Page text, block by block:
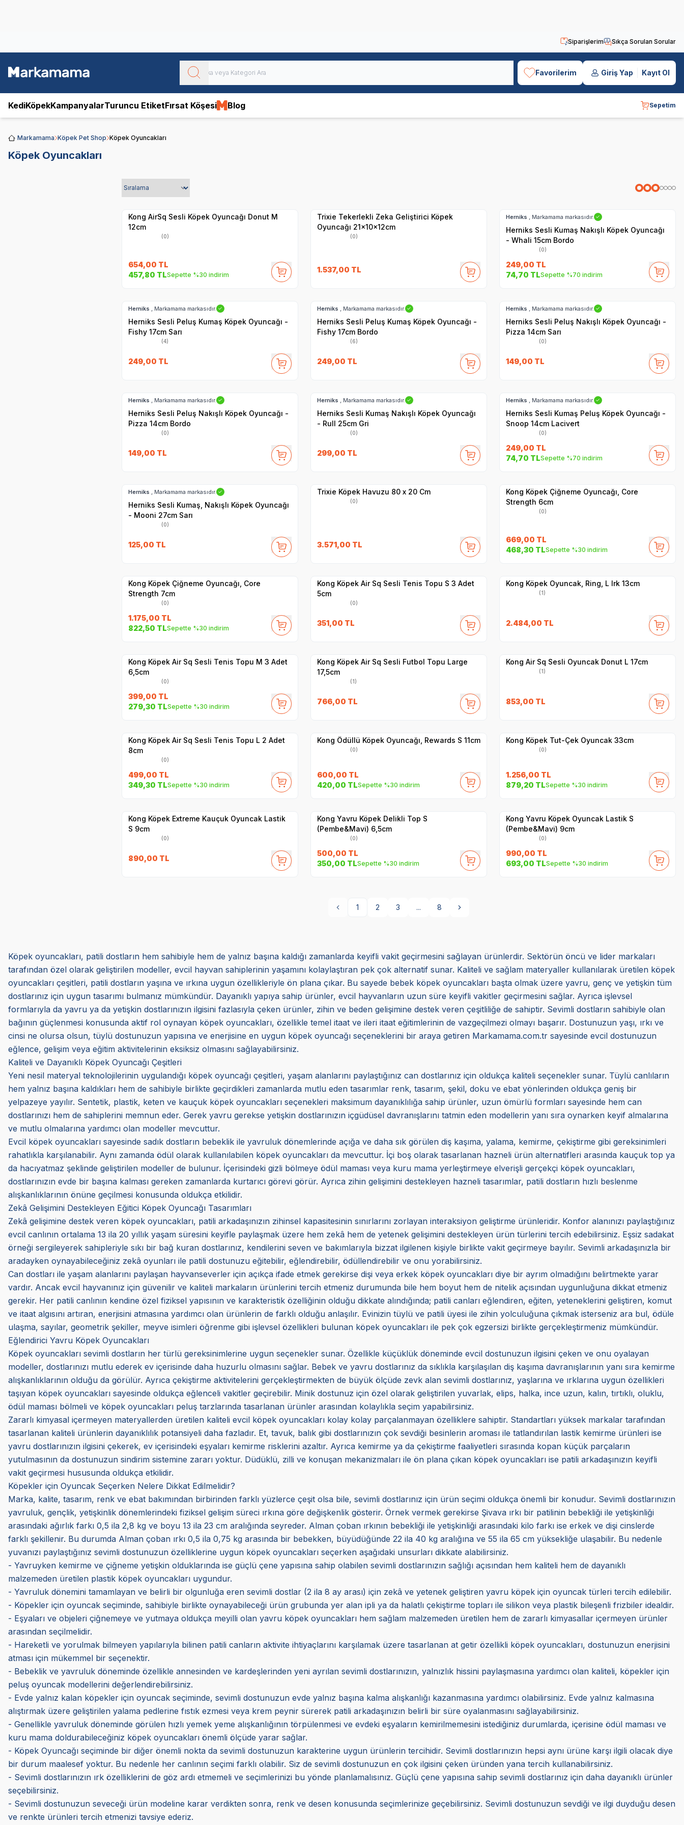
Siparişlerim Sıkça Sorulan Sorular
Favorilerim Giriş Yap Kayıt Ol
KediKöpekKampanyalarTuruncu EtiketFırsat Köşesi Blog Sepetim
Markamama Köpek Pet Shop Köpek Oyuncakları
Köpek Oyuncakları
Satıcı
Kong AirSq Sesli Köpek Oyuncağı Donut M
12cm
(0)
654,00 TL
457,80 TLSepette %30 indirim
Trixie Tekerlekli Zeka Geliştirici Köpek
Oyuncağı 21x10x12cm
(0)
1.537,00 TL
Herniks , Markamama markasıdır. ✓
Herniks Sesli Kumaş Nakışlı Köpek Oyuncağı
- Whali 15cm Bordo
(0)
249,00 TL
74,70 TLSepette %70 indirim
Herniks , Markamama markasıdır. ✓
Herniks Sesli Peluş Kumaş Köpek Oyuncağı -
Fishy 17cm Sarı
(4)
249,00 TL
Herniks , Markamama markasıdır. ✓
Herniks Sesli Peluş Kumaş Köpek Oyuncağı -
Fishy 17cm Bordo
(6)
249,00 TL
Herniks , Markamama markasıdır. ✓
Herniks Sesli Peluş Nakışlı Köpek Oyuncağı -
Pizza 14cm Sarı
(0)
149,00 TL
Herniks , Markamama markasıdır. ✓
Herniks Sesli Peluş Nakışlı Köpek Oyuncağı -
Pizza 14cm Bordo
(0)
149,00 TL
Herniks , Markamama markasıdır. ✓
Herniks Sesli Kumaş Nakışlı Köpek Oyuncağı
- Rull 25cm Gri
(0)
299,00 TL
Herniks , Markamama markasıdır. ✓
Herniks Sesli Kumaş Peluş Köpek Oyuncağı -
Snoop 14cm Lacivert
(0)
249,00 TL
74,70 TLSepette %70 indirim
Herniks , Markamama markasıdır. ✓
Herniks Sesli Kumaş, Nakışlı Köpek Oyuncağı
- Mooni 27cm Sarı
(0)
125,00 TL
Trixie Köpek Havuzu 80 x 20 Cm
(0)
3.571,00 TL
Kong Köpek Çiğneme Oyuncağı, Core
Strength 6cm
(0)
669,00 TL
468,30 TLSepette %30 indirim
Kong Köpek Çiğneme Oyuncağı, Core
Strength 7cm
(0)
1.175,00 TL
822,50 TLSepette %30 indirim
Kong Köpek Air Sq Sesli Tenis Topu S 3 Adet
5cm
(0)
351,00 TL
Kong Köpek Oyuncak, Ring, L Irk 13cm
(1)
2.484,00 TL
Kong Köpek Air Sq Sesli Tenis Topu M 3 Adet
6,5cm
(0)
399,00 TL
279,30 TLSepette %30 indirim
Kong Köpek Air Sq Sesli Futbol Topu Large
17,5cm
(1)
766,00 TL
Kong Air Sq Sesli Oyuncak Donut L 17cm
(1)
853,00 TL
Kong Köpek Air Sq Sesli Tenis Topu L 2 Adet
8cm
(0)
499,00 TL
349,30 TLSepette %30 indirim
Kong Ödüllü Köpek Oyuncağı, Rewards S 11cm
(0)
600,00 TL
420,00 TLSepette %30 indirim
Kong Köpek Tut-Çek Oyuncak 33cm
(0)
1.256,00 TL
879,20 TLSepette %30 indirim
Kong Köpek Extreme Kauçuk Oyuncak Lastik
S 9cm
(0)
890,00 TL
Kong Yavru Köpek Delikli Top S
(Pembe&Mavi) 6,5cm
(0)
500,00 TL
350,00 TLSepette %30 indirim
Kong Yavru Köpek Oyuncak Lastik S
(Pembe&Mavi) 9cm
(0)
990,00 TL
693,00 TLSepette %30 indirim
1 2 3 ... 8
Köpek oyuncakları, patili dostların hem sahibiyle hem de yalnız başına kaldığı zamanlarda keyifli vakit geçirmesini sağlayan ürünlerdir. Sektörün öncü ve lider markaları
tarafından özel olarak geliştirilen modeller, evcil hayvan sahiplerinin yaşamını kolaylaştıran pek çok alternatif sunar. Kaliteli ve sağlam materyaller kullanılarak üretilen köpek
oyuncakları çeşitleri, patili dostların yaşına ve ırkına uygun özellikleriyle ön plana çıkar. Bu sayede bebek köpek oyuncakları başta olmak üzere yavru, genç ve yetişkin tüm
dostlarınız için uygun tasarımı bulmanız mümkündür. Dayanıklı yapıya sahip ürünler, evcil hayvanların uzun süre keyifli vakitler geçirmesini sağlar. Ayrıca işlevsel
formlarıyla da yavru ya da yetişkin dostlarınızın ilgisini fazlasıyla çeken ürünler, zihin ve beden gelişimine destek veren çeşitliliğe de sahiptir. Sevimli dostların sahibiyle olan
bağının güçlenmesi konusunda aktif rol oynayan köpek oyuncakları, özellikle temel itaat ve ileri itaat eğitimlerinin de vazgeçilmezi olmayı başarır. Dostunuzun yaşı, ırkı ve
cinsi ne olursa olsun, tüylü dostunuzun yapısına ve enerjisine en uygun köpek oyuncağı seçeneklerini bir araya getiren Markamama.com.tr sayesinde evcil dostunuzun
eğlence, gelişim veya eğitim aktivitelerinin eksiksiz olmasını sağlayabilirsiniz.
Kaliteli ve Dayanıklı Köpek Oyuncağı Çeşitleri
Yeni nesil materyal teknolojilerinin uygulandığı köpek oyuncağı çeşitleri, yaşam alanlarını paylaştığınız can dostlarınız için oldukça kaliteli seçenekler sunar. Tüylü canlıların
hem yalnız başına kaldıkları hem de sahibiyle birlikte geçirdikleri zamanlarda mutlu eden tasarımlar renk, tasarım, şekil, doku ve ebat yönlerinden oldukça geniş bir
yelpazeye yayılır. Sentetik, plastik, keten ve kauçuk köpek oyuncakları seçenekleri maksimum dayanıklılığa sahip ürünler, uzun ömürlü formları sayesinde hem can
dostlarınızı hem de sahiplerini memnun eder. Gerek yavru gerekse yetişkin dostlarınızın içgüdüsel davranışlarını tatmin eden modellerin yanı sıra oynarken keyif almalarına
ve mutlu olmalarına yardımcı olan modeller mevcuttur.
Evcil köpek oyuncakları sayesinde sadık dostların bebeklik ile yavruluk dönemlerinde açığa ve daha sık görülen diş kaşıma, yalama, kemirme, çekiştirme gibi gereksinimleri
rahatlıkla karşılanabilir. Aynı zamanda ödül olarak kullanılabilen köpek oyuncakları da mevcuttur. İçi boş olarak tasarlanan hazneli ürün alternatifleri arasında kauçuk top ya
da hacıyatmaz şeklinde geliştirilen modeller de bulunur. İçerisindeki gizli bölmeye ödül maması veya kuru mama yerleştirmeye elverişli gerçekçi köpek oyuncakları,
dostlarınızın evde bir başına kalması gereken zamanlarda kurtarıcı görevi görür. Ayrıca zihin gelişimini destekleyen hazneli tasarımlar, patili dostların hızlı beslenme
alışkanlıklarının önüne geçilmesi konusunda oldukça etkilidir.
Zekâ Gelişimini Destekleyen Eğitici Köpek Oyuncağı Tasarımları
Zekâ gelişimine destek veren köpek oyuncakları, patili arkadaşınızın zihinsel kapasitesinin sınırlarını zorlayan interaksiyon geliştirme ürünleridir. Konfor alanınızı paylaştığınız
evcil canlının ortalama 13 ila 20 yıllık yaşam süresini keyifle paylaşmak üzere hem zekâ hem de yetenek gelişimini destekleyen ürün türlerini tercih edebilirsiniz. Eşsiz sadakat
örneği sergileyerek sahipleriyle sıkı bir bağ kuran dostlarınız, kendilerini seven ve bakımlarıyla bizzat ilgilenen kişiyle birlikte vakit geçirmeye bayılır. Sevimli arkadaşınızla bir
aradayken oynayabileceğiniz zekâ oyunları ile patili dostunuzu eğitebilir, eğlendirebilir, ödüllendirebilir ve onu yorabilirsiniz.
Can dostları ile yaşam alanlarını paylaşan hayvanseverler için açıkça ifade etmek gerekirse dişi veya erkek köpek oyuncakları diye bir ayrım olmadığını belirtmekte yarar
vardır. Ancak evcil hayvanınız için güvenilir ve kaliteli markaların ürünlerini tercih etmeniz durumunda bile hem boyut hem de nitelik açısından uygunluğuna dikkat etmeniz
gerekir. Her patili canlının kendine özel fiziksel yapısının ve karakteristik özelliğinin olduğu dikkate alındığında; patili canları eğlendiren, eğiten, yeteneklerini geliştiren, komut
ve itaat algısını artıran, enerjisini atmasına yardımcı olan ürünlerin de farklı olduğu anlaşılır. Evinizin tüylü ve patili üyesi ile zihin yolculuğuna çıkmak isterseniz ara bul, ödüle
ulaşma, sayılar, geometrik şekiller, meyve isimleri öğrenme gibi işlevsel özellikleri bulunan köpek oyuncakları ile pek çok egzersizi birlikte gerçekleştirmeniz mümkündür.
Eğlendirici Yavru Köpek Oyuncakları
Köpek oyuncakları sevimli dostların her türlü gereksinimlerine uygun seçenekler sunar. Özellikle küçüklük döneminde evcil dostunuzun ilgisini çeken ve onu oyalayan
modeller, dostlarınızı mutlu ederek ev içerisinde daha huzurlu olmasını sağlar. Bebek ve yavru dostlarınız da sıklıkla karşılaşılan diş kaşıma davranışlarının yanı sıra kemirme
alışkanlıklarının olduğu da görülür. Ayrıca çekiştirme aktivitelerini gerçekleştirmekten de büyük ölçüde zevk alan sevimli dostlarınız, yaşlarına ve ırklarına uygun özellikleri
taşıyan köpek oyuncakları sayesinde oldukça eğlenceli vakitler geçirebilir. Minik dostunuz için özel olarak geliştirilen yuvarlak, elips, halka, ince uzun, kalın, tırtıklı, oluklu,
ödül maması bölmeli ve köpek oyuncakları peluş tarzlarında tasarlanan ürünler arasından kolaylıkla seçim yapabilirsiniz.
Zararlı kimyasal içermeyen materyallerden üretilen kaliteli evcil köpek oyuncakları kolay kolay parçalanmayan özelliklere sahiptir. Standartları yüksek markalar tarafından
tasarlanan kaliteli ürünlerin dayanıklılık potansiyeli daha fazladır. Et, tavuk, balık gibi dostlarınızın çok sevdiği besinlerin aroması ile tatlandırılan lastik kemirme ürünleri ise
yavru dostlarınızın ilgisini çekerek, ev içerisindeki eşyaları kemirme risklerini azaltır. Ayrıca kemirme ya da çekiştirme faaliyetleri sırasında kopan küçük parçaların
yutulmasının da dostunuzun sindirim sistemine zararı yoktur. Düdüklü, zilli ve konuşan mekanizmaları ile ön plana çıkan köpek oyuncakları ise patili arkadaşınızın keyifli
vakit geçirmesi hususunda oldukça etkilidir.
Köpekler için Oyuncak Seçerken Nelere Dikkat Edilmelidir?
Marka, kalite, tasarım, renk ve ebat bakımından birbirinden farklı yüzlerce çeşit olsa bile, sevimli dostlarınız için ürün seçimi oldukça önemli bir konudur. Sevimli dostlarınızın
yavruluk, gençlik, yetişkinlik dönemlerindeki fiziksel gelişim süreci ırkına göre değişkenlik gösterir. Örnek vermek gerekirse Şivava ırkı bir patilinin bebekliği ile yetişkinliği
arasındaki ağırlık farkı 0,5 ila 2,8 kg ve boyu 13 ila 23 cm aralığında seyreder. Alman çoban ırkının bebekliği ile yetişkinliği arasındaki kilo farkı ise erkek ve dişi cinslerde
farklı şekillenir. Bu durumda Alman çoban ırkı 0,5 ila 0,75 kg arasında bir bebekken, büyüdüğünde 22 ila 40 kg aralığına ve 55 ila 65 cm yüksekliğe ulaşabilir. Bu nedenle
yuvanızı paylaştığınız sevimli dostunuzun özelliklerine uygun köpek oyuncakları seçerken aşağıdaki unsurları dikkate alabilirsiniz.
- Yavruyken kemirme ve çiğneme yetişkin olduklarında ise güçlü çene yapısına sahip olabilen sevimli dostlarınızın sağlığı açısından hem kaliteli hem de dayanıklı
malzemeden üretilen plastik köpek oyuncakları uygundur.
- Yavruluk dönemini tamamlayan ve belirli bir olgunluğa eren sevimli dostlar (2 ila 8 ay arası) için zekâ ve yetenek geliştiren yavru köpek için oyuncak türleri tercih edilebilir.
- Köpekler için oyuncak seçiminde, sahibiyle birlikte oynayabileceği ürün grubunda yer alan ipli ya da halatlı çekiştirme topları ile silikon veya plastik bileşenli frizbiler idealdir.
- Eşyaları ve objeleri çiğnemeye ve yutmaya oldukça meyilli olan yavru köpek oyuncakları hem sağlam malzemeden üretilen hem de zararlı kimyasallar içermeyen ürünler
arasından seçilmelidir.
- Hareketli ve yorulmak bilmeyen yapılarıyla bilinen patili canların aktivite ihtiyaçlarını karşılamak üzere tasarlanan at getir özellikli köpek oyuncakları, dostunuzun enerjisini
atması için mükemmel bir seçenektir.
- Bebeklik ve yavruluk döneminde özellikle annesinden ve kardeşlerinden yeni ayrılan sevimli dostlarınızın, yalnızlık hissini paylaşmasına yardımcı olan kaliteli, köpekler için
peluş oyuncak modellerini değerlendirebilirsiniz.
- Evde yalnız kalan köpekler için oyuncak seçiminde, sevimli dostunuzun evde yalnız başına kalma alışkanlığı kazanmasına yardımcı olabilirsiniz. Evde yalnız kalmasına
alıştırmak üzere geliştirilen yalama pedlerine fıstık ezmesi veya krem peynir sürerek patili arkadaşınızın belirli bir süre oyalanmasını sağlayabilirsiniz.
- Genellikle yavruluk döneminde görülen hızlı yemek yeme alışkanlığının törpülenmesi ve evdeki eşyaların kemirilmemesini istediğiniz durumlarda, içerisine ödül maması ve
kuru mama doldurabileceğiniz köpek oyuncakları önemli ölçüde yarar sağlar.
- Köpek Oyuncağı seçiminde bir diğer önemli nokta da sevimli dostunuzun karakterine uygun ürünlerin tercihidir. Sevimli dostlarınızın hepsi aynı ürüne karşı ilgili olacak diye
bir durum maalesef yoktur. Bu nedenle her canlının seçimi farklı olabilir. Siz de sevimli dostunuzun en çok ilgisini çeken üründen yana tercih kullanabilirsiniz.
- Sevimli dostlarınızın ırk özelliklerini de göz ardı etmemeli ve seçimlerinizi bu yönde planlamalısınız. Güçlü çene yapısına sahip sevimli dostlarınız için daha dayanıklı ürünler
seçebilirsiniz.
- Sevimli dostunuzun seveceği ürün modeline karar verdikten sonra, renk ve desen konusunda seçimlerinize geçebilirsiniz. Sevimli dostunuzun sevdiği ve ilgi duyduğu desen
ve renkte ürünleri tercih etmenizi tavsiye ederiz.